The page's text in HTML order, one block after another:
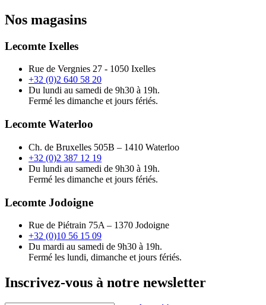
Nos magasins
Lecomte Ixelles
Rue de Vergnies 27 - 1050 Ixelles
+32 (0)2 640 58 20
Du lundi au samedi de 9h30 à 19h.
Fermé les dimanche et jours fériés.
Lecomte Waterloo
Ch. de Bruxelles 505B – 1410 Waterloo
+32 (0)2 387 12 19
Du lundi au samedi de 9h30 à 19h.
Fermé les dimanche et jours fériés.
Lecomte Jodoigne
Rue de Piétrain 75A – 1370 Jodoigne
+32 (0)10 56 15 09
Du mardi au samedi de 9h30 à 19h.
Fermé les lundi, dimanche et jours fériés.
Inscrivez-vous à notre newsletter